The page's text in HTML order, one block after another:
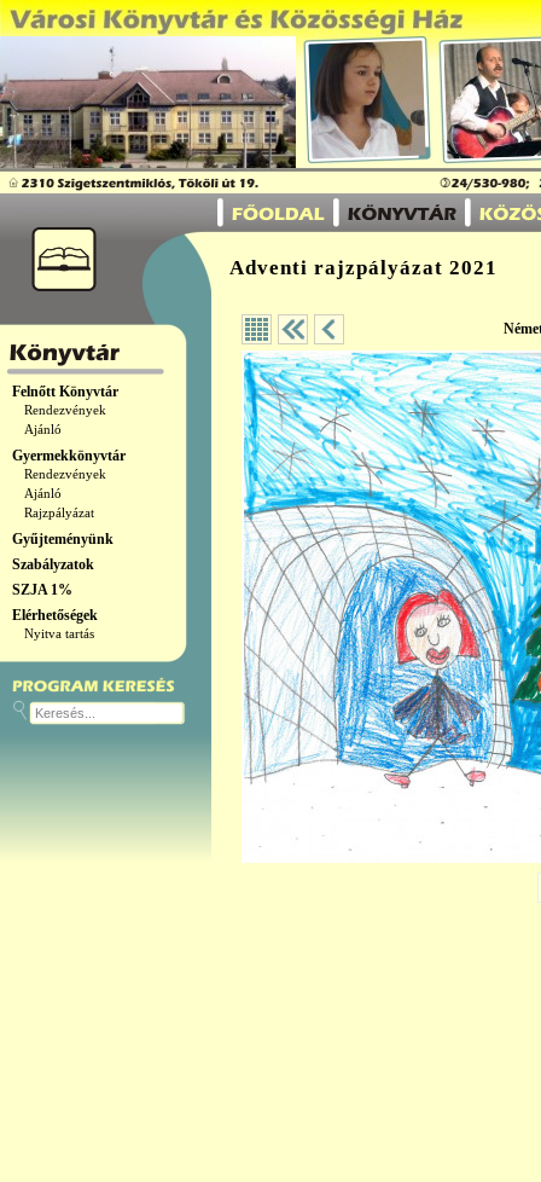
Felnőtt Könyvtár
Rendezvények
Ajánló
Gyermekkönyvtár
Rendezvények
Ajánló
Rajzpályázat
Gyűjteményünk
Szabályzatok
SZJA 1%
Elérhetőségek
Nyitva tartás
Adventi rajzpályázat 2021